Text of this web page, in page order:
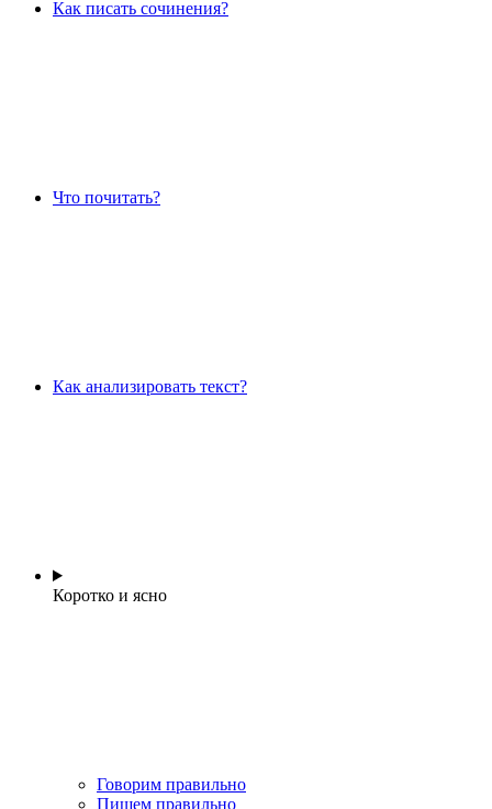
Как писать сочинения?
Что почитать?
Как анализировать текст?
Коротко и ясно
Говорим правильно
Пишем правильно